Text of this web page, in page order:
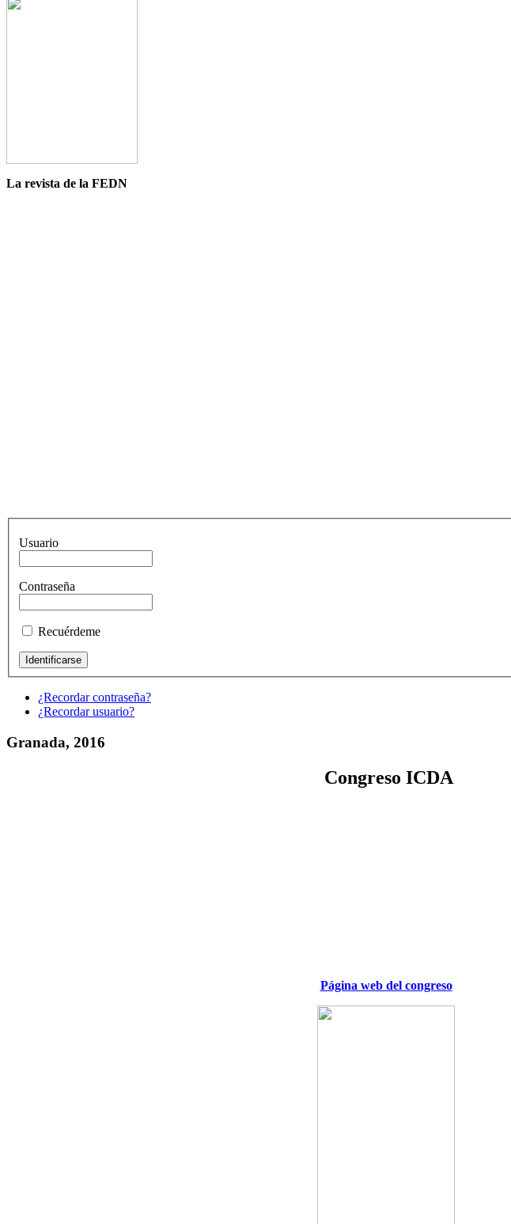
La revista de la FEDN
Usuario
Contraseña
Recuérdeme
¿Recordar contraseña?
¿Recordar usuario?
Granada, 2016
Congreso ICDA
Página web del congreso